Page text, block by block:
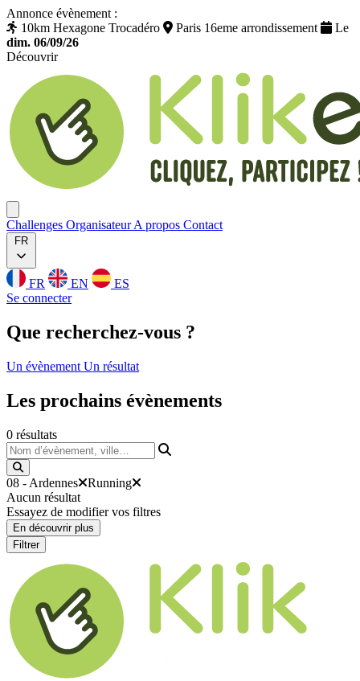
Annonce évènement :
10km Hexagone Trocadéro
Paris 16eme arrondissement
Le
dim. 06/09/26
Découvrir
Challenges OrganisateurA propos Contact
FR
FR EN
ES
Se connecter
Que recherchez-vous ?
Un évènement Un résultat
Les prochains évènements
0 résultats
Nom d’évènement, ville…
08 - Ardennes
Running
Aucun résultat
Essayez de modifier vos filtres
En découvrir plus
Filtrer